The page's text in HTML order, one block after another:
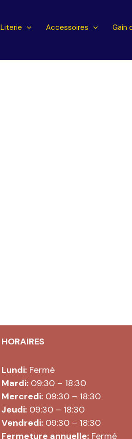
Literie Accessoires Gain
HORAIRES
Lundi: Fermé
Mardi: 09:30 – 18:30
Mercredi: 09:30 – 18:30
Jeudi: 09:30 – 18:30
Vendredi: 09:30 – 18:30
Fermeture annuelle: Fermé